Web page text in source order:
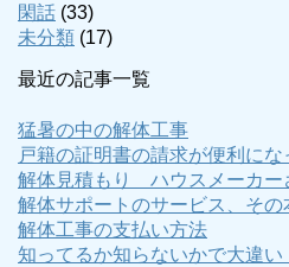
閑話 (33)
未分類 (17)
最近の記事一覧
猛暑の中の解体工事
戸籍の証明書の請求が便利にな
解体見積もり ハウスメーカー
解体サポートのサービス、その
解体工事の支払い方法
知ってるか知らないかで大違い